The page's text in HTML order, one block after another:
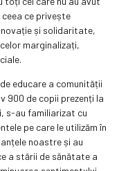
ce privește
și solidaritate,
marginalizați,
educare a comunității
900 de copii prezenți la
s-au familiarizat cu
pe care le utilizăm în
noastre și au
a stării de sănătate a